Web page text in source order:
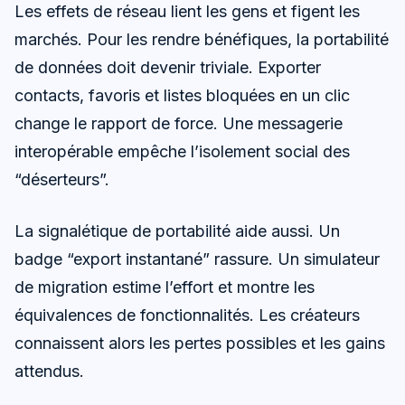
Les effets de réseau lient les gens et figent les
marchés. Pour les rendre bénéfiques, la portabilité
de données doit devenir triviale. Exporter
contacts, favoris et listes bloquées en un clic
change le rapport de force. Une messagerie
interopérable empêche l’isolement social des
“déserteurs”.
La signalétique de portabilité aide aussi. Un
badge “export instantané” rassure. Un simulateur
de migration estime l’effort et montre les
équivalences de fonctionnalités. Les créateurs
connaissent alors les pertes possibles et les gains
attendus.